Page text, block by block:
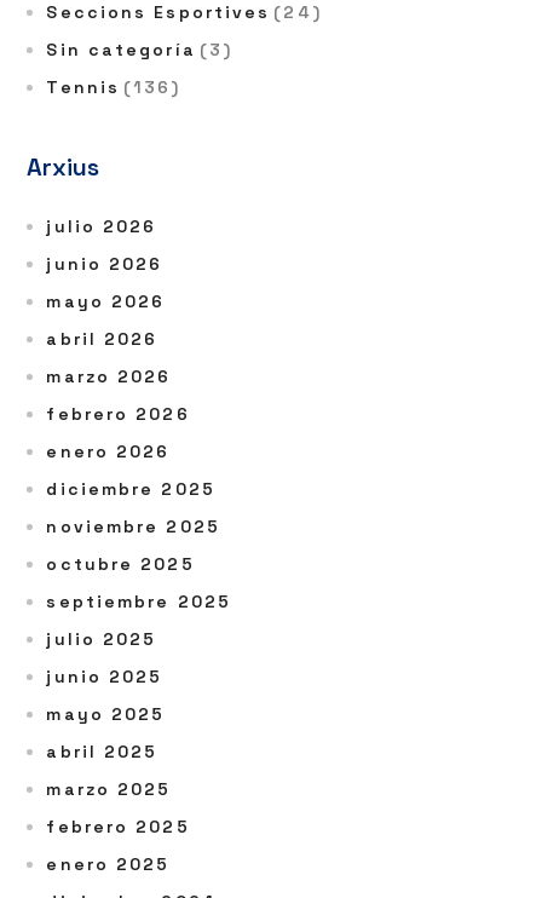
Seccions Esportives (24)
Sin categoría (3)
Tennis (136)
Arxius
julio 2026
junio 2026
mayo 2026
abril 2026
marzo 2026
febrero 2026
enero 2026
diciembre 2025
noviembre 2025
octubre 2025
septiembre 2025
julio 2025
junio 2025
mayo 2025
abril 2025
marzo 2025
febrero 2025
enero 2025